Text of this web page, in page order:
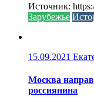
Источник:
Зарубежье
15.09.2021
Москва
россиянина